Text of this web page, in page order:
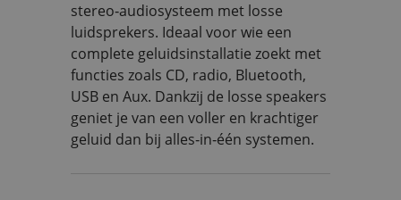
stereo‑audiosysteem met losse
luidsprekers. Ideaal voor wie een
complete geluidsinstallatie zoekt met
functies zoals CD, radio, Bluetooth,
USB en Aux. Dankzij de losse speakers
geniet je van een voller en krachtiger
geluid dan bij alles‑in‑één systemen.